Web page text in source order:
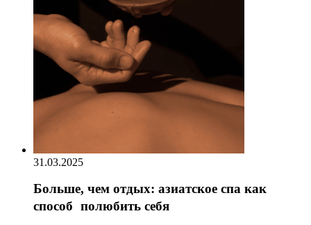
31.03.2025
Больше, чем отдых: азиатское спа как
способ полюбить себя